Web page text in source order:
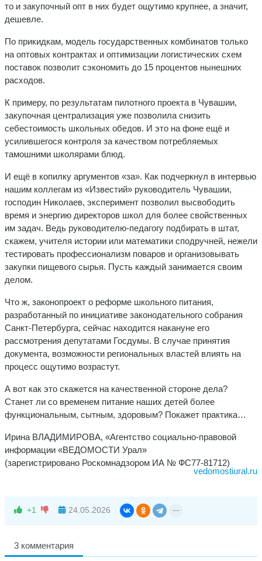
то и закупочный опт в них будет ощутимо крупнее, а значит,
дешевле.
По прикидкам, модель государственных комбинатов только
на оптовых контрактах и оптимизации логистических схем
поставок позволит сэкономить до 15 процентов нынешних
расходов.
К примеру, по результатам пилотного проекта в Чувашии,
закупочная централизация уже позволила снизить
себестоимость школьных обедов. И это на фоне ещё и
усилившегося контроля за качеством потребляемых
тамошними школярами блюд.
И ещё в копилку аргументов «за». Как подчеркнул в интервью
нашим коллегам из «Известий» руководитель Чувашии,
господин Николаев, эксперимент позволил высвободить
время и энергию директоров школ для более свойственных
им задач. Ведь руководителю-педагогу подбирать в штат,
скажем, учителя истории или математики сподручней, нежели
тестировать профессионализм поваров и организовывать
закупки пищевого сырья. Пусть каждый занимается своим
делом.
Что ж, законопроект о реформе школьного питания,
разработанный по инициативе законодательного собрания
Санкт-Петербурга, сейчас находится накануне его
рассмотрения депутатами Госдумы. В случае принятия
документа, возможности региональных властей влиять на
процесс ощутимо возрастут.
А вот как это скажется на качественной стороне дела?
Станет ли со временем питание наших детей более
функциональным, сытным, здоровым? Покажет практика…
Ирина ВЛАДИМИРОВА, «Агентство социально-правовой
информации «ВЕДОМОСТИ Урал»
(зарегистрировано Роскомнадзором ИА № ФС77-81712)
vedomostiural.ru
+1 24.05.2026
3 комментария